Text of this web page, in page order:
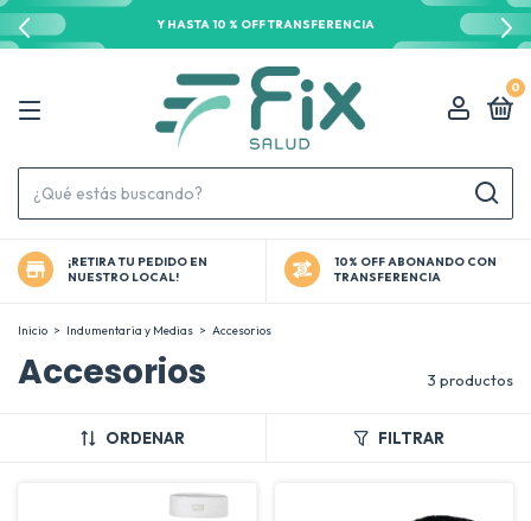
Y HASTA 10 % OFF TRANSFERENCIA
0
¡RETIRA TU PEDIDO EN
NUESTRO LOCAL!
10% OFF ABONANDO CON
TRANSFERENCIA
Inicio > Indumentaria y Medias > Accesorios
Accesorios 3 productos
ORDENAR FILTRAR